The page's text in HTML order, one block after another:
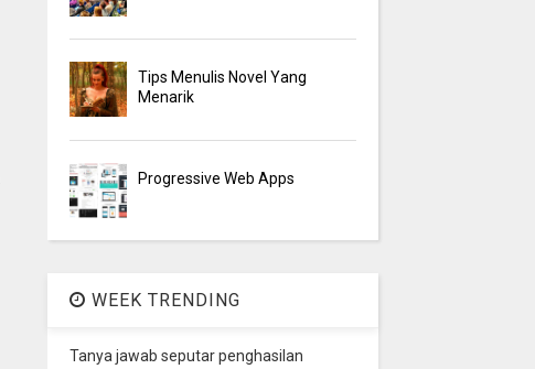
Tips Menulis Novel Yang
Menarik
Progressive Web Apps
WEEK TRENDING
Tanya jawab seputar penghasilan